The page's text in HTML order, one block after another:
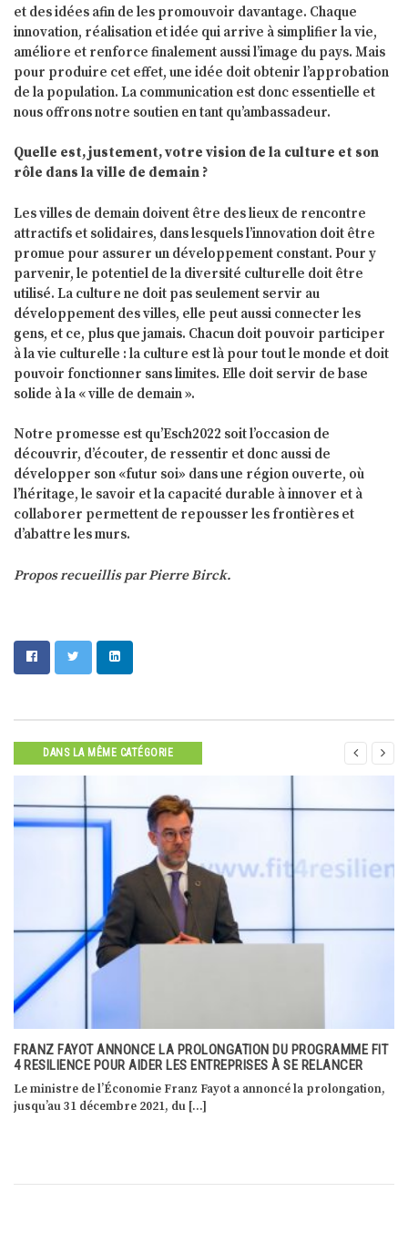
et des idées afin de les promouvoir davantage. Chaque
innovation, réalisation et idée qui arrive à simplifier la vie,
améliore et renforce finalement aussi l’image du pays. Mais
pour produire cet effet, une idée doit obtenir l’approbation
de la population. La communication est donc essentielle et
nous offrons notre soutien en tant qu’ambassadeur.
Quelle est, justement, votre vision de la culture et son
rôle dans la ville de demain ?
Les villes de demain doivent être des lieux de rencontre
attractifs et solidaires, dans lesquels l’innovation doit être
promue pour assurer un développement constant. Pour y
parvenir, le potentiel de la diversité culturelle doit être
utilisé. La culture ne doit pas seulement servir au
développement des villes, elle peut aussi connecter les
gens, et ce, plus que jamais. Chacun doit pouvoir participer
à la vie culturelle : la culture est là pour tout le monde et doit
pouvoir fonctionner sans limites. Elle doit servir de base
solide à la « ville de demain ».
Notre promesse est qu’Esch2022 soit l’occasion de
découvrir, d’écouter, de ressentir et donc aussi de
développer son «futur soi» dans une région ouverte, où
l’héritage, le savoir et la capacité durable à innover et à
collaborer permettent de repousser les frontières et
d’abattre les murs.
Propos recueillis par Pierre Birck.
DANS LA MÊME CATÉGORIE
FRANZ FAYOT ANNONCE LA PROLONGATION DU PROGRAMME FIT
4 RESILIENCE POUR AIDER LES ENTREPRISES À SE RELANCER
Le ministre de l’Économie Franz Fayot a annoncé la prolongation,
jusqu’au 31 décembre 2021, du […]
 